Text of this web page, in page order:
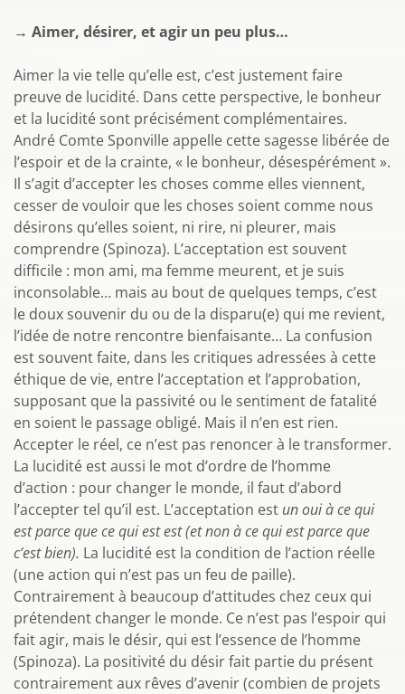
→ Aimer, désirer, et agir un peu plus…
Aimer la vie telle qu’elle est, c’est justement faire
preuve de lucidité. Dans cette perspective, le bonheur
et la lucidité sont précisément complémentaires.
André Comte Sponville appelle cette sagesse libérée de
l’espoir et de la crainte, « le bonheur, désespérément ».
Il s’agit d’accepter les choses comme elles viennent,
cesser de vouloir que les choses soient comme nous
désirons qu’elles soient, ni rire, ni pleurer, mais
comprendre (Spinoza). L’acceptation est souvent
difficile : mon ami, ma femme meurent, et je suis
inconsolable… mais au bout de quelques temps, c’est
le doux souvenir du ou de la disparu(e) qui me revient,
l’idée de notre rencontre bienfaisante… La confusion
est souvent faite, dans les critiques adressées à cette
éthique de vie, entre l’acceptation et l’approbation,
supposant que la passivité ou le sentiment de fatalité
en soient le passage obligé. Mais il n’en est rien.
Accepter le réel, ce n’est pas renoncer à le transformer.
La lucidité est aussi le mot d’ordre de l’homme
d’action : pour changer le monde, il faut d’abord
l’accepter tel qu’il est. L’acceptation est un oui à ce qui
est parce que ce qui est est (et non à ce qui est parce que
c’est bien). La lucidité est la condition de l’action réelle
(une action qui n’est pas un feu de paille).
Contrairement à beaucoup d’attitudes chez ceux qui
prétendent changer le monde. Ce n’est pas l’espoir qui
fait agir, mais le désir, qui est l’essence de l’homme
(Spinoza). La positivité du désir fait partie du présent
contrairement aux rêves d’avenir (combien de projets